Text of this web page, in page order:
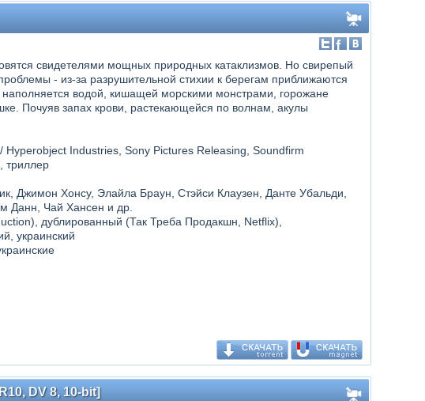
свидетелями мощных природных катаклизмов. Но свирепый
- из-за разрушительной стихии к берегам приближаются
наполняется водой, кишащей морскими монстрами, горожане
Почуяв запах крови, растекающейся по волнам, акулы
Industries, Sony Pictures Releasing, Soundfirm
триллер
Джимон Хонсу, Элайла Браун, Стэйси Клаузен, Данте Убальди,
Данн, Чай Хансен и др.
дублированный (Так Треба Продакшн, Netflix),
украинский
DV 8, 10-bit]